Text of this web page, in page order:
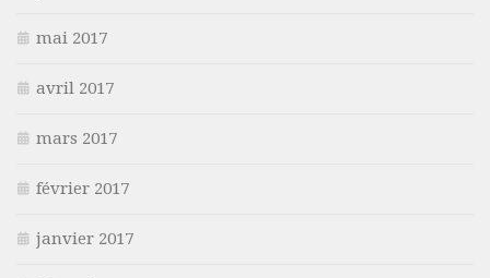
mai 2017
avril 2017
mars 2017
février 2017
janvier 2017